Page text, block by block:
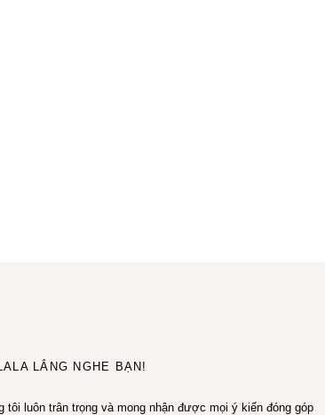
LẮNG NGHE BẠN!
tôi luôn trân trọng và mong nhận được mọi ý kiến đóng góp